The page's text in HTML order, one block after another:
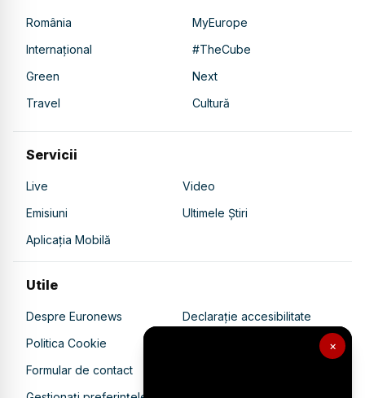
×
România
MyEurope
Internațional
#TheCube
Green
Next
Travel
Cultură
Servicii
Live
Video
Emisiuni
Ultimele Știri
Aplicația Mobilă
Utile
Despre Euronews
Declarație accesibilitate
Politica Cookie
Politica de confidențialitate
Formular de contact